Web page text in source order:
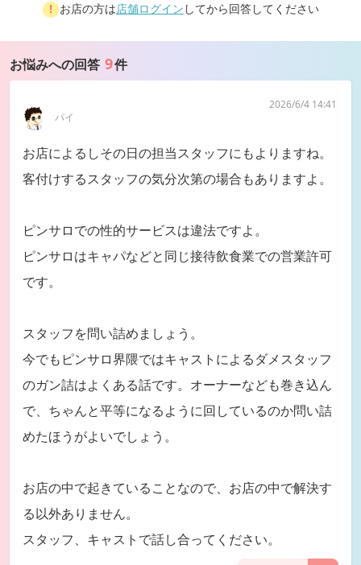
お店の方は店舗ログイン してから回答してください
お悩みへの回答 9件
パイ
2026/6/4 14:41
お店によるしその日の担当スタッフにもよりますね。
客付けするスタッフの気分次第の場合もありますよ。
ピンサロでの性的サービスは違法ですよ。
ピンサロはキャパなどと同じ接待飲食業での営業許可
です。
スタッフを問い詰めましょう。
今でもピンサロ界隈ではキャストによるダメスタッフ
のガン詰はよくある話です。オーナーなども巻き込ん
で、ちゃんと平等になるように回しているのか問い詰
めたほうがよいでしょう。
お店の中で起きていることなので、お店の中で解決す
る以外ありません。
スタッフ、キャストで話し合ってください。